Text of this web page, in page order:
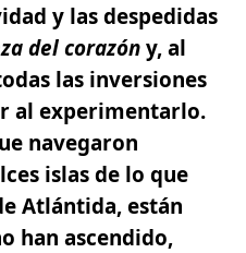
y las despedidas
del corazóny, al
las inversiones
al experimentarlo.
navegaron
islas de lo que
Atlántida, están
han ascendido,